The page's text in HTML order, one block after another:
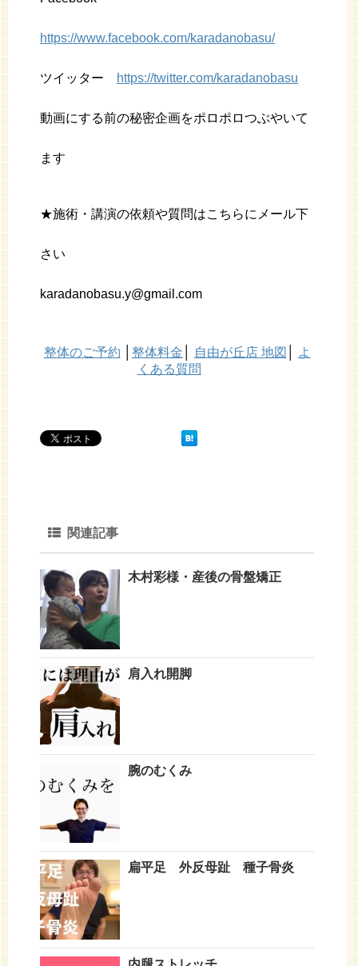
https://www.facebook.com/karadanobasu/
ツイッター https://twitter.com/karadanobasu
動画にする前の秘密企画をポロポロつぶやいて
ます
★施術・講演の依頼や質問はこちらにメール下
さい
karadanobasu.y@gmail.com
整体のご予約 整体料金 自由が丘店 地図
よ
くある質問
関連記事
木村彩様・産後の骨盤矯正
肩入れ開脚
腕のむくみ
扁平足 外反母趾 種子骨炎